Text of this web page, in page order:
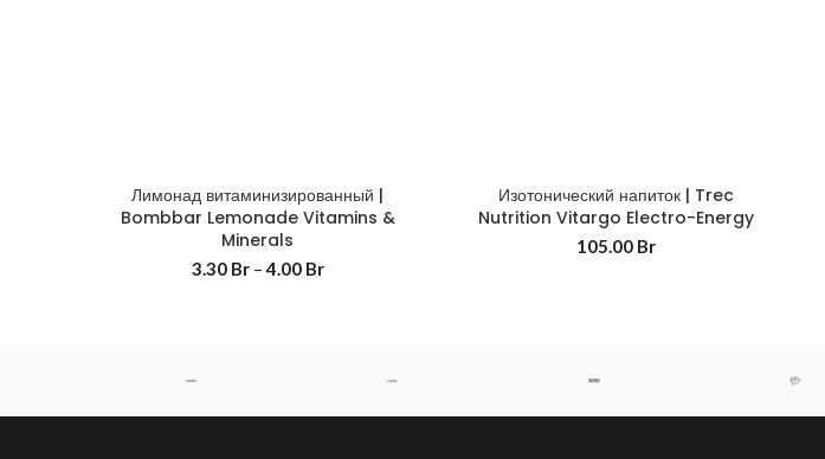
Лимонад витаминизированный |
Bombbar Lemonade Vitamins &
Minerals
3.30 Br–4.00 Br
Изотонический напиток | Trec
Nutrition Vitargo Electro-Energy
105.00 Br